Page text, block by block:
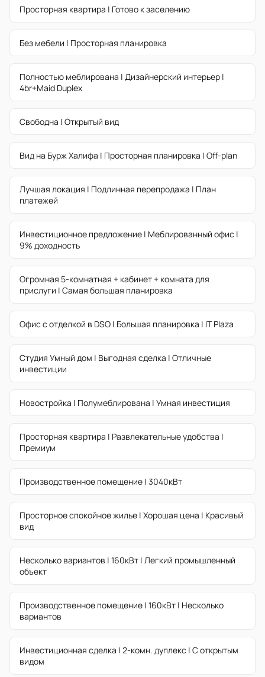
Просторная квартира | Готово к заселению
Без мебели | Просторная планировка
Полностью меблирована | Дизайнерский интерьер |
4br+Maid Duplex
Свободна | Открытый вид
Вид на Бурж Халифа | Просторная планировка | Off-plan
Лучшая локация | Подлинная перепродажа | План
платежей
Инвестиционное предложение | Меблированный офис |
9% доходность
Огромная 5-комнатная + кабинет + комната для
прислуги | Самая большая планировка
Офис с отделкой в DSO | Большая планировка | IT Plaza
Студия Умный дом | Выгодная сделка | Отличные
инвестиции
Новостройка | Полумеблирована | Умная инвестиция
Просторная квартира | Развлекательные удобства |
Премиум
Производственное помещение | 3040кВт
Просторное спокойное жилье | Хорошая цена | Красивый
вид
Несколько вариантов | 160кВт | Легкий промышленный
объект
Производственное помещение | 160кВт | Несколько
вариантов
Инвестиционная сделка | 2-комн. дуплекс | С открытым
видом